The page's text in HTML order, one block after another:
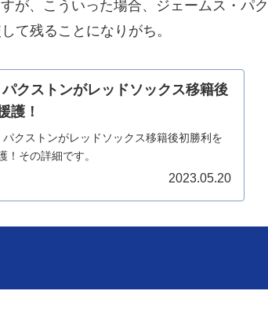
が、こういった場合、ジェームス・パク
て残ることになりがち。
クストンがレッドソックス移籍後
護！
クストンがレッドソックス移籍後初勝利を
！その詳細です。
2023.05.20